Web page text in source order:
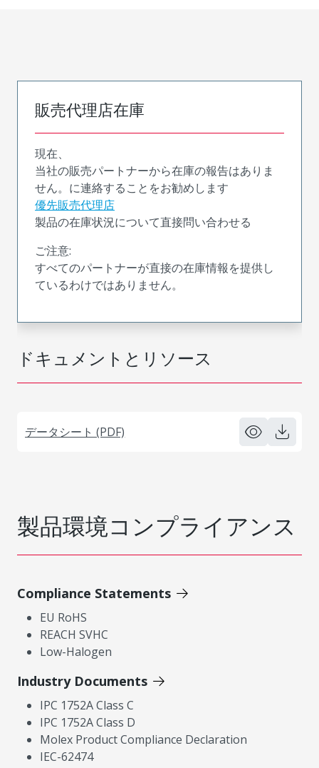
ドキュメントとリソース
データシート (PDF)
販売代理店在庫
現在、
当社の販売パートナーから在庫の報告はありま
せん。に連絡することをお勧めします
優先販売代理店
製品の在庫状況について直接問い合わせる
ご注意:
すべてのパートナーが直接の在庫情報を提供し
ているわけではありません。
製品環境コンプライアンス
Compliance Statements
EU RoHS
REACH SVHC
Low-Halogen
Industry Documents
IPC 1752A Class C
IPC 1752A Class D
Molex Product Compliance Declaration
IEC-62474